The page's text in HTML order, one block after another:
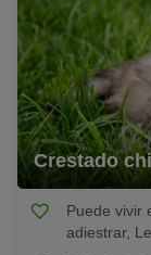
Crestado
Puede vivir
adiestrar,